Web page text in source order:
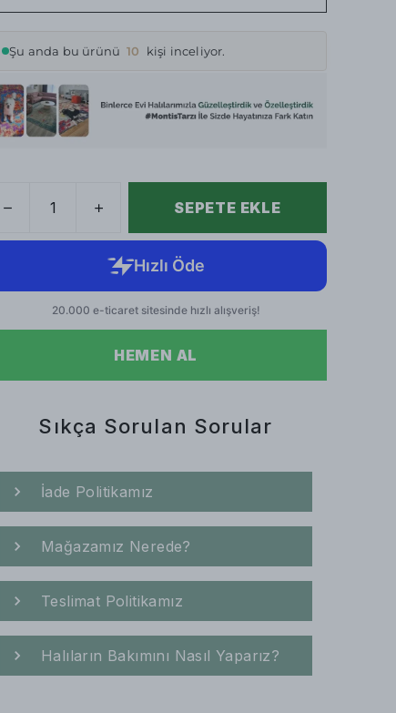
Şu anda bu ürünü 10 kişi inceliyor.
SEPETE EKLE
HEMEN AL
Sıkça Sorulan Sorular
İade Politikamız
Mağazamız Nerede?
Teslimat Politikamız
Halıların Bakımını Nasıl Yaparız?